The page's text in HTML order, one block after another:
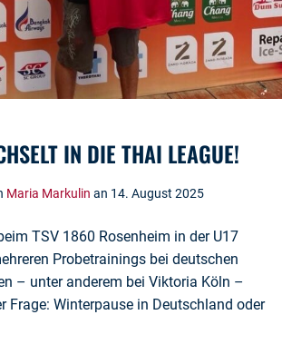
IN DIE THAI LEAGUE!
Maria Markulin an 14. August 2025
TSV 1860 Rosenheim in der U17
Probetrainings bei deutschen
– unter anderem bei Viktoria Köln –
Frage: Winterpause in Deutschland oder